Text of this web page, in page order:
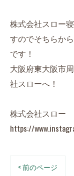
株式会社スロー
すのでそちらか
です！
大阪府東大阪市
社スローへ！
株式会社スロー
https://
< 前のページ